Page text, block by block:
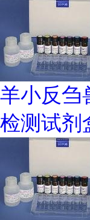
羊小反刍
检测试剂